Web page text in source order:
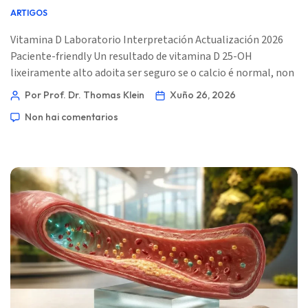
ARTIGOS
Vitamina D Laboratorio Interpretación Actualización 2026
Paciente-friendly Un resultado de vitamina D 25-OH
lixeiramente alto adoita ser seguro se o calcio é normal, non
hai síntomas e as doses do suplemento son moderadas. A
problema de número. 📖 ~11 minutos 📅 26 de xuño de 2026
Por Prof. Dr. Thomas Klein
Xuño 26, 2026
Non hai comentarios